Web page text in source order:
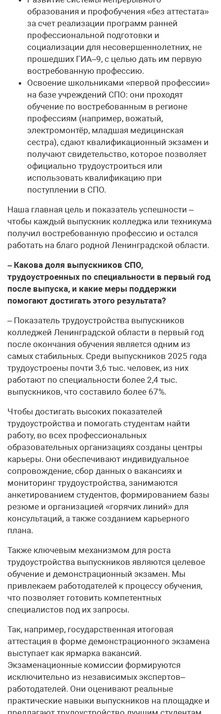
образования и профобучения «без аттестата»
за счет реализации программ ранней
профессиональной подготовки и
социализации для несовершеннолетних, не
прошедших ГИА–9, с целью дать им первую
востребованную профессию.
Освоение школьниками «первой профессии»
на базе учреждений СПО: они проходят
обучение по востребованным в регионе
профессиям (например, вожатый,
электромонтёр, младшая медицинская
сестра), сдают квалификационный экзамен и
получают свидетельство, которое позволяет
официально трудоустроиться или
использовать квалификацию при
поступлении в СПО.
Наша главная цель и показатель успешности –
чтобы каждый выпускник колледжа или техникума
получил востребованную профессию и остался
работать на благо родной Ленинградской области.
– Какова доля выпускников СПО,
трудоустроенных по специальности в первый год
после выпуска, и какие меры поддержки
помогают достигать этого результата?
– Показатель трудоустройства выпускников
колледжей Ленинградской области в первый год
после окончания обучения является одним из
самых стабильных. Среди выпускников 2025 года
трудоустроены почти 3,6 тыс. человек, из них
работают по специальности более 2,4 тыс.
выпускников, что составило более 67%.
Чтобы достигать высоких показателей
трудоустройства и помогать студентам найти
работу, во всех профессиональных
образовательных организациях созданы центры
карьеры. Они обеспечивают индивидуальное
сопровождение, сбор данных о вакансиях и
мониторинг трудоустройства, занимаются
анкетированием студентов, формированием базы
резюме и организацией «горячих линий» для
консультаций, а также созданием карьерного
плана.
Также ключевым механизмом для роста
трудоустройства выпускников являются целевое
обучение и демонстрационный экзамен. Мы
привлекаем работодателей к процессу обучения,
что позволяет готовить компетентных
специалистов под их запросы.
Так, например, государственная итоговая
аттестация в форме демонстрационного экзамена
выступает как ярмарка вакансий.
Экзаменационные комиссии формируются
исключительно из независимых экспертов–
работодателей. Они оценивают реальные
практические навыки выпускников на площадке и